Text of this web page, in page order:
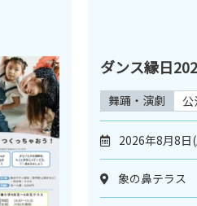
ダンス縁日
舞踊・演劇 公
2026年8月8日
象の鼻テラス